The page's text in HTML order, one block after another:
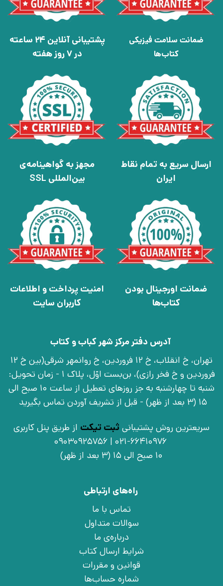
ضمانت سلامت فیزیکی
کتاب‌ها
پشتیبانی آنلاین 24 ساعته
در 7 روز هفته
ارسال سریع به تمام نقاط
ایران
مجهز به گواهینامه‌ی
بین‌المللی SSL
ضمانت اورجینال بودن
کتاب‌ها
امنیت پرداخت و اطلاعات
کاربران سایت
آدرس دفتر مرکز شهر کباب و کتاب
تهران، خ انقلاب، خ 12 فروردین، خ روانمهر شرقی(بین خ 12
فروردین و خ فخر رازی)، بن‌بست اوّل، پلاک 1 - زمان تحویل:
شنبه تا چهارشنبه به جز روزهای تعطیل از ساعت 10 صبح الی
15 (3 بعد از ظهر) - قبل از تشریف آوردن تماس بگیرید
سریعترین روش پشتیبانی ثبت تیکت از طریق پنل کاربری
021-66410976 | 09030925756
10 صبح الی 15 (3 بعد از ظهر)
راه‌های ارتباطی
تماس با ما
سوالات متداول
درباره‌ی ما
شرایط ارسال کتاب
قوانین و مقررات
شماره حساب‌ها